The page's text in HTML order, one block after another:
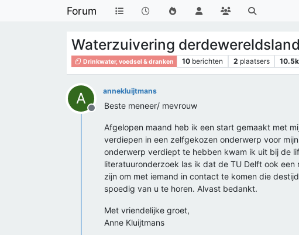
Forum
Waterzuivering
Drinkwater, voedsel & dranken 10 berichten 2 plaatsers 10.5k
A
Offline
annekluijtmans
Beste meneer/ mevrouw
Afgelopen maand heb ik een start gemaakt met
verdiepen in een zelfgekozen onderwerp voor
onderwerp verdiept te hebben kwam ik uit bij de
literatuuronderzoek las ik dat de TU Delft ook
zijn om met iemand in contact te komen die
spoedig van u te horen. Alvast bedankt.
Met vriendelijke groet,
Anne Kluijtmans